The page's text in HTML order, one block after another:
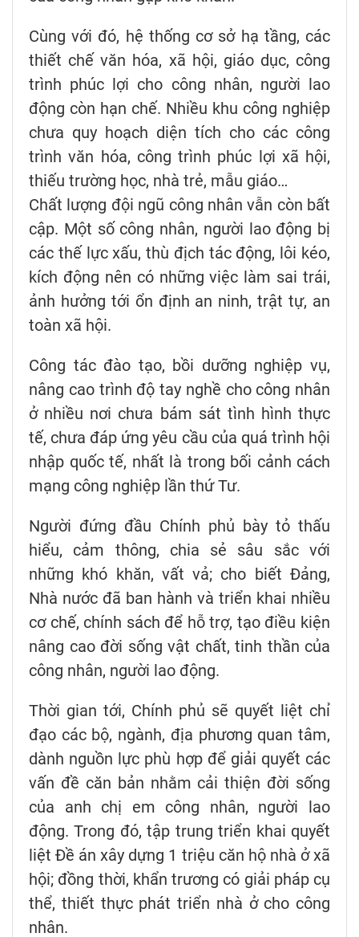
Cùng với đó, hệ thống cơ sở hạ tầng, các
thiết chế văn hóa, xã hội, giáo dục, công
trình phúc lợi cho công nhân, người lao
động còn hạn chế. Nhiều khu công nghiệp
chưa quy hoạch diện tích cho các công
trình văn hóa, công trình phúc lợi xã hội,
thiếu trường học, nhà trẻ, mẫu giáo…
Chất lượng đội ngũ công nhân vẫn còn bất
cập. Một số công nhân, người lao động bị
các thế lực xấu, thù địch tác động, lôi kéo,
kích động nên có những việc làm sai trái,
ảnh hưởng tới ổn định an ninh, trật tự, an
toàn xã hội.
Công tác đào tạo, bồi dưỡng nghiệp vụ,
nâng cao trình độ tay nghề cho công nhân
ở nhiều nơi chưa bám sát tình hình thực
tế, chưa đáp ứng yêu cầu của quá trình hội
nhập quốc tế, nhất là trong bối cảnh cách
mạng công nghiệp lần thứ Tư.
Người đứng đầu Chính phủ bày tỏ thấu
hiểu, cảm thông, chia sẻ sâu sắc với
những khó khăn, vất vả; cho biết Đảng,
Nhà nước đã ban hành và triển khai nhiều
cơ chế, chính sách để hỗ trợ, tạo điều kiện
nâng cao đời sống vật chất, tinh thần của
công nhân, người lao động.
Thời gian tới, Chính phủ sẽ quyết liệt chỉ
đạo các bộ, ngành, địa phương quan tâm,
dành nguồn lực phù hợp để giải quyết các
vấn đề căn bản nhằm cải thiện đời sống
của anh chị em công nhân, người lao
động. Trong đó, tập trung triển khai quyết
liệt Đề án xây dựng 1 triệu căn hộ nhà ở xã
hội; đồng thời, khẩn trương có giải pháp cụ
thể, thiết thực phát triển nhà ở cho công
nhân.